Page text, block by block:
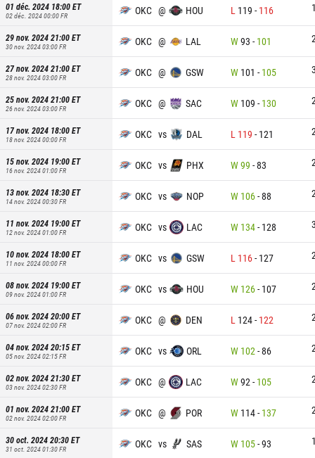
01 déc. 2024 18:00ET
02 déc. 2024 00:00FR OKC @ HOU L 119 - 116
29 nov. 2024 21:00ET
30 nov. 2024 03:00FR OKC @ LAL W93 - 101
27 nov. 2024 21:00ET
28 nov. 2024 03:00FR OKC @ GSW W 101 - 105
25 nov. 2024 21:00ET
26 nov. 2024 03:00FR OKC @ SAC W 109 - 130
17 nov. 2024 18:00ET
18 nov. 2024 00:00FR OKC vs DAL L 119 - 121
15 nov. 2024 19:00ET
16 nov. 2024 01:00FR OKC vs PHX W99 -83
13 nov. 2024 18:30ET
14 nov. 2024 00:30FR OKC vs NOP W 106-88
11 nov. 2024 19:00ET
12 nov. 2024 01:00FR OKC vs LAC W 134- 128
10 nov. 2024 18:00ET
11 nov. 2024 00:00FR OKC vs GSW L 116- 127
08 nov. 2024 19:00ET
09 nov. 2024 01:00FR OKC vs HOU W 126- 107
06 nov. 2024 20:00ET
07 nov. 2024 02:00FR OKC @ DEN L 124- 122
04 nov. 2024 20:15ET
05 nov. 2024 02:15FR OKC vs ORL W 102 -86
02 nov. 2024 21:30ET
03 nov. 2024 02:30FR OKC @ LAC W92 - 105
01 nov. 2024 21:00ET
02 nov. 2024 02:00FR OKC @ POR W 114- 137
30 oct. 2024 20:30ET
31 oct. 2024 01:30FR OKC vs SAS W 105-93